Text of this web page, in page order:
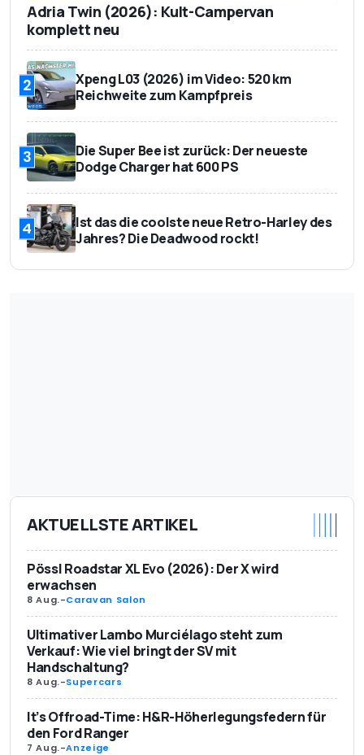
Adria Twin (2026): Kult-Campervan
komplett neu
2
Xpeng L03 (2026) im Video: 520 km
Reichweite zum Kampfpreis
3
Die Super Bee ist zurück: Der neueste
Dodge Charger hat 600 PS
4
Ist das die coolste neue Retro-Harley des
Jahres? Die Deadwood rockt!
AKTUELLSTE ARTIKEL
Pössl Roadstar XL Evo (2026): Der X wird
erwachsen
8 Aug.-Caravan Salon
Ultimativer Lambo Murciélago steht zum
Verkauf: Wie viel bringt der SV mit
Handschaltung?
8 Aug.-Supercars
It’s Offroad-Time: H&R-Höherlegungsfedern für
den Ford Ranger
7 Aug.-Anzeige